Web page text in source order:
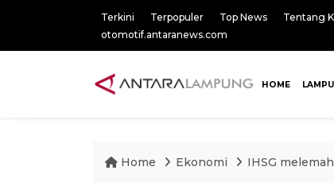
Terkini Terpopuler Top News Tentang
otomotif.antaranews.com
HOME
Home Ekonomi IHSG